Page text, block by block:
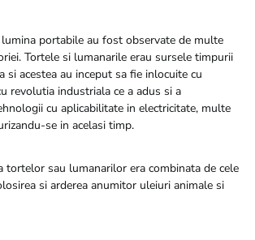
lumina portabile au fost observate de multe
Tortele si lumanarile erau sursele timpurii
si acestea au inceput sa fie inlocuite cu
revolutia industriala ce a adus si a
cu aplicabilitate in electricitate, multe
se in acelasi timp.
tortelor sau lumanarilor era combinata de cele
si arderea anumitor uleiuri animale si